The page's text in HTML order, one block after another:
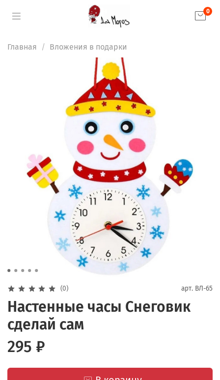
0
Главная Вложения в подарки
(0) арт. ВЛ-65
Настенные часы Снеговик
сделай сам
295 ₽